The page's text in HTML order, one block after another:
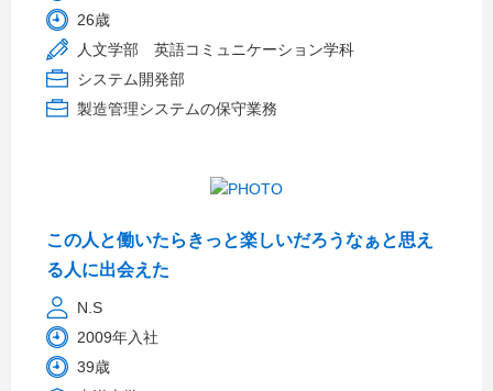
26歳
人文学部 英語コミュニケーション学科
システム開発部
製造管理システムの保守業務
この人と働いたらきっと楽しいだろうなぁと思え
る人に出会えた
N.S
2009年入社
39歳